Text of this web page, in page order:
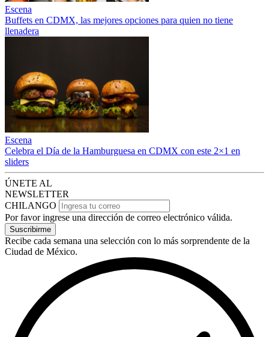
Escena
Buffets en CDMX, las mejores opciones para quien no tiene
llenadera
Escena
Celebra el Día de la Hamburguesa en CDMX con este 2×1 en
sliders
ÚNETE AL
NEWSLETTER
CHILANGO
Por favor ingrese una dirección de correo electrónico válida.
Suscribirme
Recibe cada semana una selección con lo más sorprendente de la
Ciudad de México.